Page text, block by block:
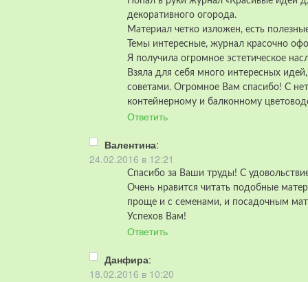
декоративного огорода.
Материал четко изложен, есть
Темы интересные, журнал красочно
Я получила огромное эстетическое
Взяла для себя много интересных
советами. Огромное Вам спасибо! С
контейнерному и балконному
Ответить
Валентина:
24.02.2016 в 12:21
Спасибо за Ваши труды! С
Очень нравится читать подобные
проще и с семенами, и посадочным
Успехов Вам!
Ответить
Данфира:
18.02.2016 в 10:20